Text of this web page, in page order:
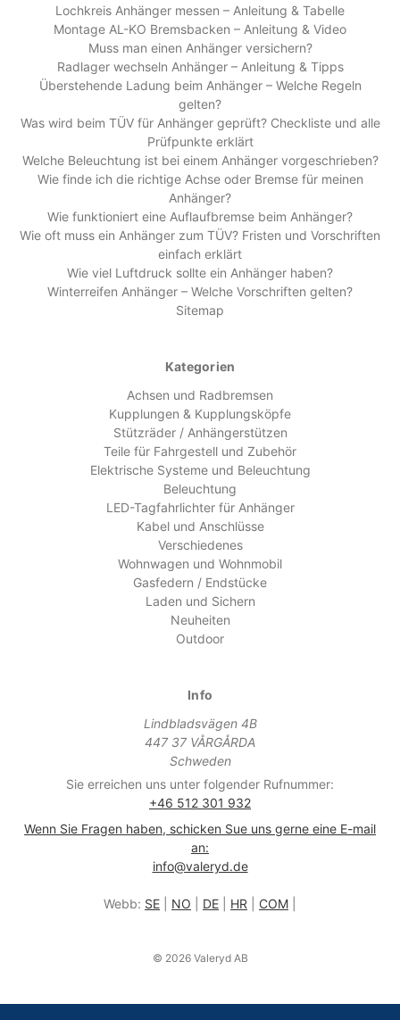
Lochkreis Anhänger messen – Anleitung & Tabelle
Montage AL-KO Bremsbacken – Anleitung & Video
Muss man einen Anhänger versichern?
Radlager wechseln Anhänger – Anleitung & Tipps
Überstehende Ladung beim Anhänger – Welche Regeln
gelten?
Was wird beim TÜV für Anhänger geprüft? Checkliste und alle
Prüfpunkte erklärt
Welche Beleuchtung ist bei einem Anhänger vorgeschrieben?
Wie finde ich die richtige Achse oder Bremse für meinen
Anhänger?
Wie funktioniert eine Auflaufbremse beim Anhänger?
Wie oft muss ein Anhänger zum TÜV? Fristen und Vorschriften
einfach erklärt
Wie viel Luftdruck sollte ein Anhänger haben?
Winterreifen Anhänger – Welche Vorschriften gelten?
Sitemap
Kategorien
Achsen und Radbremsen
Kupplungen & Kupplungsköpfe
Stützräder / Anhängerstützen
Teile für Fahrgestell und Zubehör
Elektrische Systeme und Beleuchtung
Beleuchtung
LED-Tagfahrlichter für Anhänger
Kabel und Anschlüsse
Verschiedenes
Wohnwagen und Wohnmobil
Gasfedern / Endstücke
Laden und Sichern
Neuheiten
Outdoor
Info
Lindbladsvägen 4B
447 37 VÅRGÅRDA
Schweden
Sie erreichen uns unter folgender Rufnummer:
+46 512 301 932
Wenn Sie Fragen haben, schicken Sue uns gerne eine E-mail
an:
info@valeryd.de
Webb: SE NO DE HR COM
© 2026 Valeryd AB